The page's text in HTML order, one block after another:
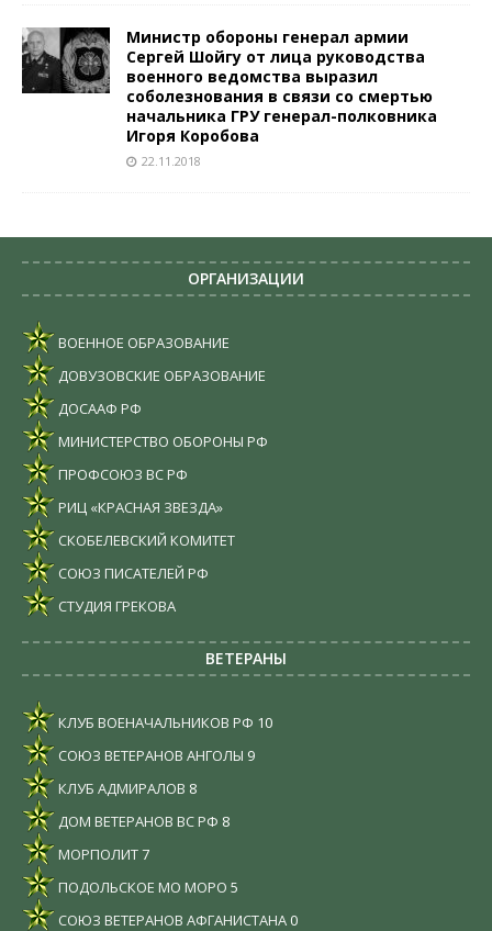
Министр обороны генерал армии
Сергей Шойгу от лица руководства
военного ведомства выразил
соболезнования в связи со смертью
начальника ГРУ генерал-полковника
Игоря Коробова
22.11.2018
ОРГАНИЗАЦИИ
ВОЕННОЕ ОБРАЗОВАНИЕ
ДОВУЗОВСКИЕ ОБРАЗОВАНИЕ
ДОСААФ РФ
МИНИСТЕРСТВО ОБОРОНЫ РФ
ПРОФСОЮЗ ВС РФ
РИЦ «КРАСНАЯ ЗВЕЗДА»
СКОБЕЛЕВСКИЙ КОМИТЕТ
СОЮЗ ПИСАТЕЛЕЙ РФ
СТУДИЯ ГРЕКОВА
ВЕТЕРАНЫ
КЛУБ ВОЕНАЧАЛЬНИКОВ РФ 10
СОЮЗ ВЕТЕРАНОВ АНГОЛЫ 9
КЛУБ АДМИРАЛОВ 8
ДОМ ВЕТЕРАНОВ ВС РФ 8
МОРПОЛИТ7
ПОДОЛЬСКОЕ МО МОРО 5
СОЮЗ ВЕТЕРАНОВ АФГАНИСТАНА 0